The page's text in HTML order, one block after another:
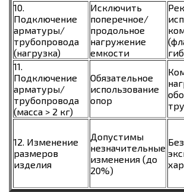
10.
Подключение
арматуры/
трубопровода
(нагрузка)
Исключить
поперечное/
продольное
нагружение
емкости
11.
Подключение
арматуры/
трубопровода
(масса > 2 кг)
Обязательное
использование
опор
12. Изменение
размеров
изделия
Допустимы
незначительные
изменения (до
20%)